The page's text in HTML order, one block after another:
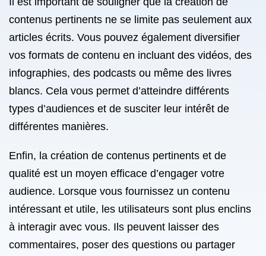
contenus pertinents ne se limite pas seulement aux
articles écrits. Vous pouvez également diversifier
vos formats de contenu en incluant des vidéos, des
infographies, des podcasts ou même des livres
blancs. Cela vous permet d’atteindre différents
types d’audiences et de susciter leur intérêt de
différentes manières.
Enfin, la création de contenus pertinents et de
qualité est un moyen efficace d’engager votre
audience. Lorsque vous fournissez un contenu
intéressant et utile, les utilisateurs sont plus enclins
à interagir avec vous. Ils peuvent laisser des
commentaires, poser des questions ou partager